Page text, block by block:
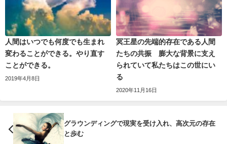
人間はいつでも何度でも生まれ
変わることができる。やり直す
ことができる。
2019年4月8日
冥王星の先端的存在である人間
たちの共振 膨大な背景に支え
られていて私たちはこの世にい
る
2020年11月16日
グラウンディングで現実を受け入れ、高次元の存在
と歩む